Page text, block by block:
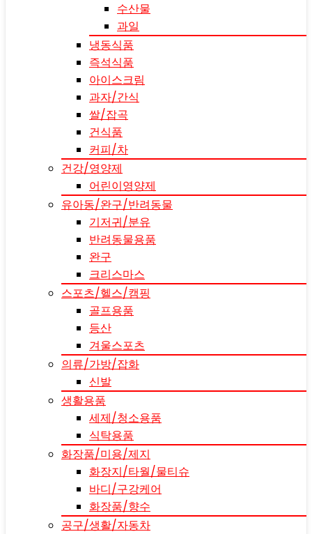
수산물
과일
냉동식품
즉석식품
아이스크림
과자/간식
쌀/잡곡
건식품
커피/차
건강/영양제
어린이영양제
유아동/완구/반려동물
기저귀/분유
반려동물용품
완구
크리스마스
스포츠/헬스/캠핑
골프용품
등산
겨울스포츠
의류/가방/잡화
신발
생활용품
세제/청소용품
식탁용품
화장품/미용/제지
화장지/타월/물티슈
바디/구강케어
화장품/향수
공구/생활/자동차